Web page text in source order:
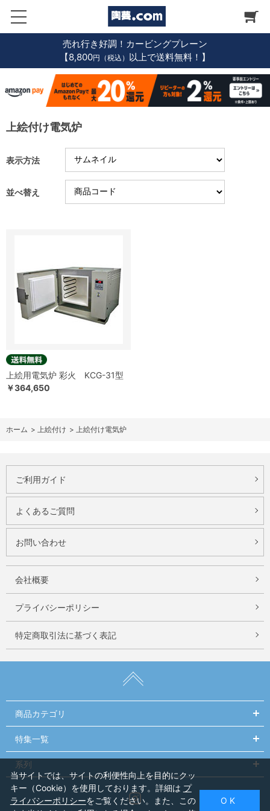
売れ行き好調！カービングプレーン
【8,800円（税込） 以上で送料無料！】
上絵付け電気炉
表示方法
並べ替え
上絵用電気炉 彩火 KCG-31型
￥364,650
ホーム > 上絵付け > 上絵付け電気炉
ご利用ガイド
よくあるご質問
お問い合わせ
会社概要
プライバシーポリシー
特定商取引法に基づく表記
商品カテゴリ
特集一覧
系列
Instagram
当サイトでは、サイトの利便性向上を目的にクッ
キー（Cookie）を使用しております。詳細は プ
ライバシーポリシーをご覧ください。また、この
O K